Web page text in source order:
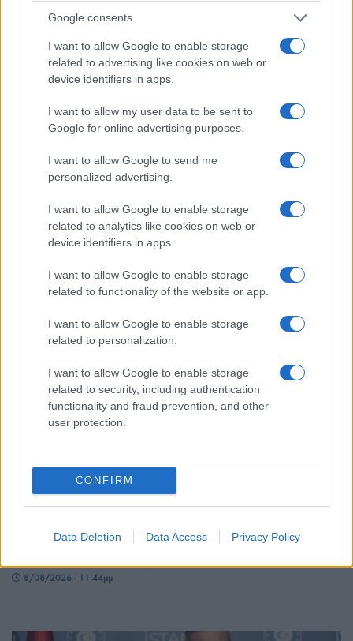
Google consents
I want to allow Google to enable storage
related to advertising like cookies on web or
device identifiers in apps.
I want to allow my user data to be sent to
Google for online advertising purposes.
I want to allow Google to send me
personalized advertising.
I want to allow Google to enable storage
related to analytics like cookies on web or
device identifiers in apps.
I want to allow Google to enable storage
related to functionality of the website or app.
I want to allow Google to enable storage
related to personalization.
I want to allow Google to enable storage
related to security, including authentication
functionality and fraud prevention, and other
user protection.
CONFIRM
Data Deletion Data Access Privacy Policy
9/08/2026 - 8:57πμ
Γερμανία: Μη επανδρωμένα αεροσκάφη
εθεάθησαν και πάλι πάνω από στρατιωτική βάση
9/08/2026 - 12:30πμ
Τζο Μπάιντεν: Ο καρκίνος έχει κάνει μετάσταση
8/08/2026 - 11:44μμ